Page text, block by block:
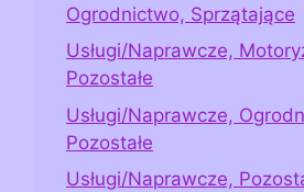
Ogrodnictwo, Sprzątające
Usługi/Naprawcze,
Pozostałe
Usługi/Naprawcze,
Pozostałe
Usługi/Naprawcze,